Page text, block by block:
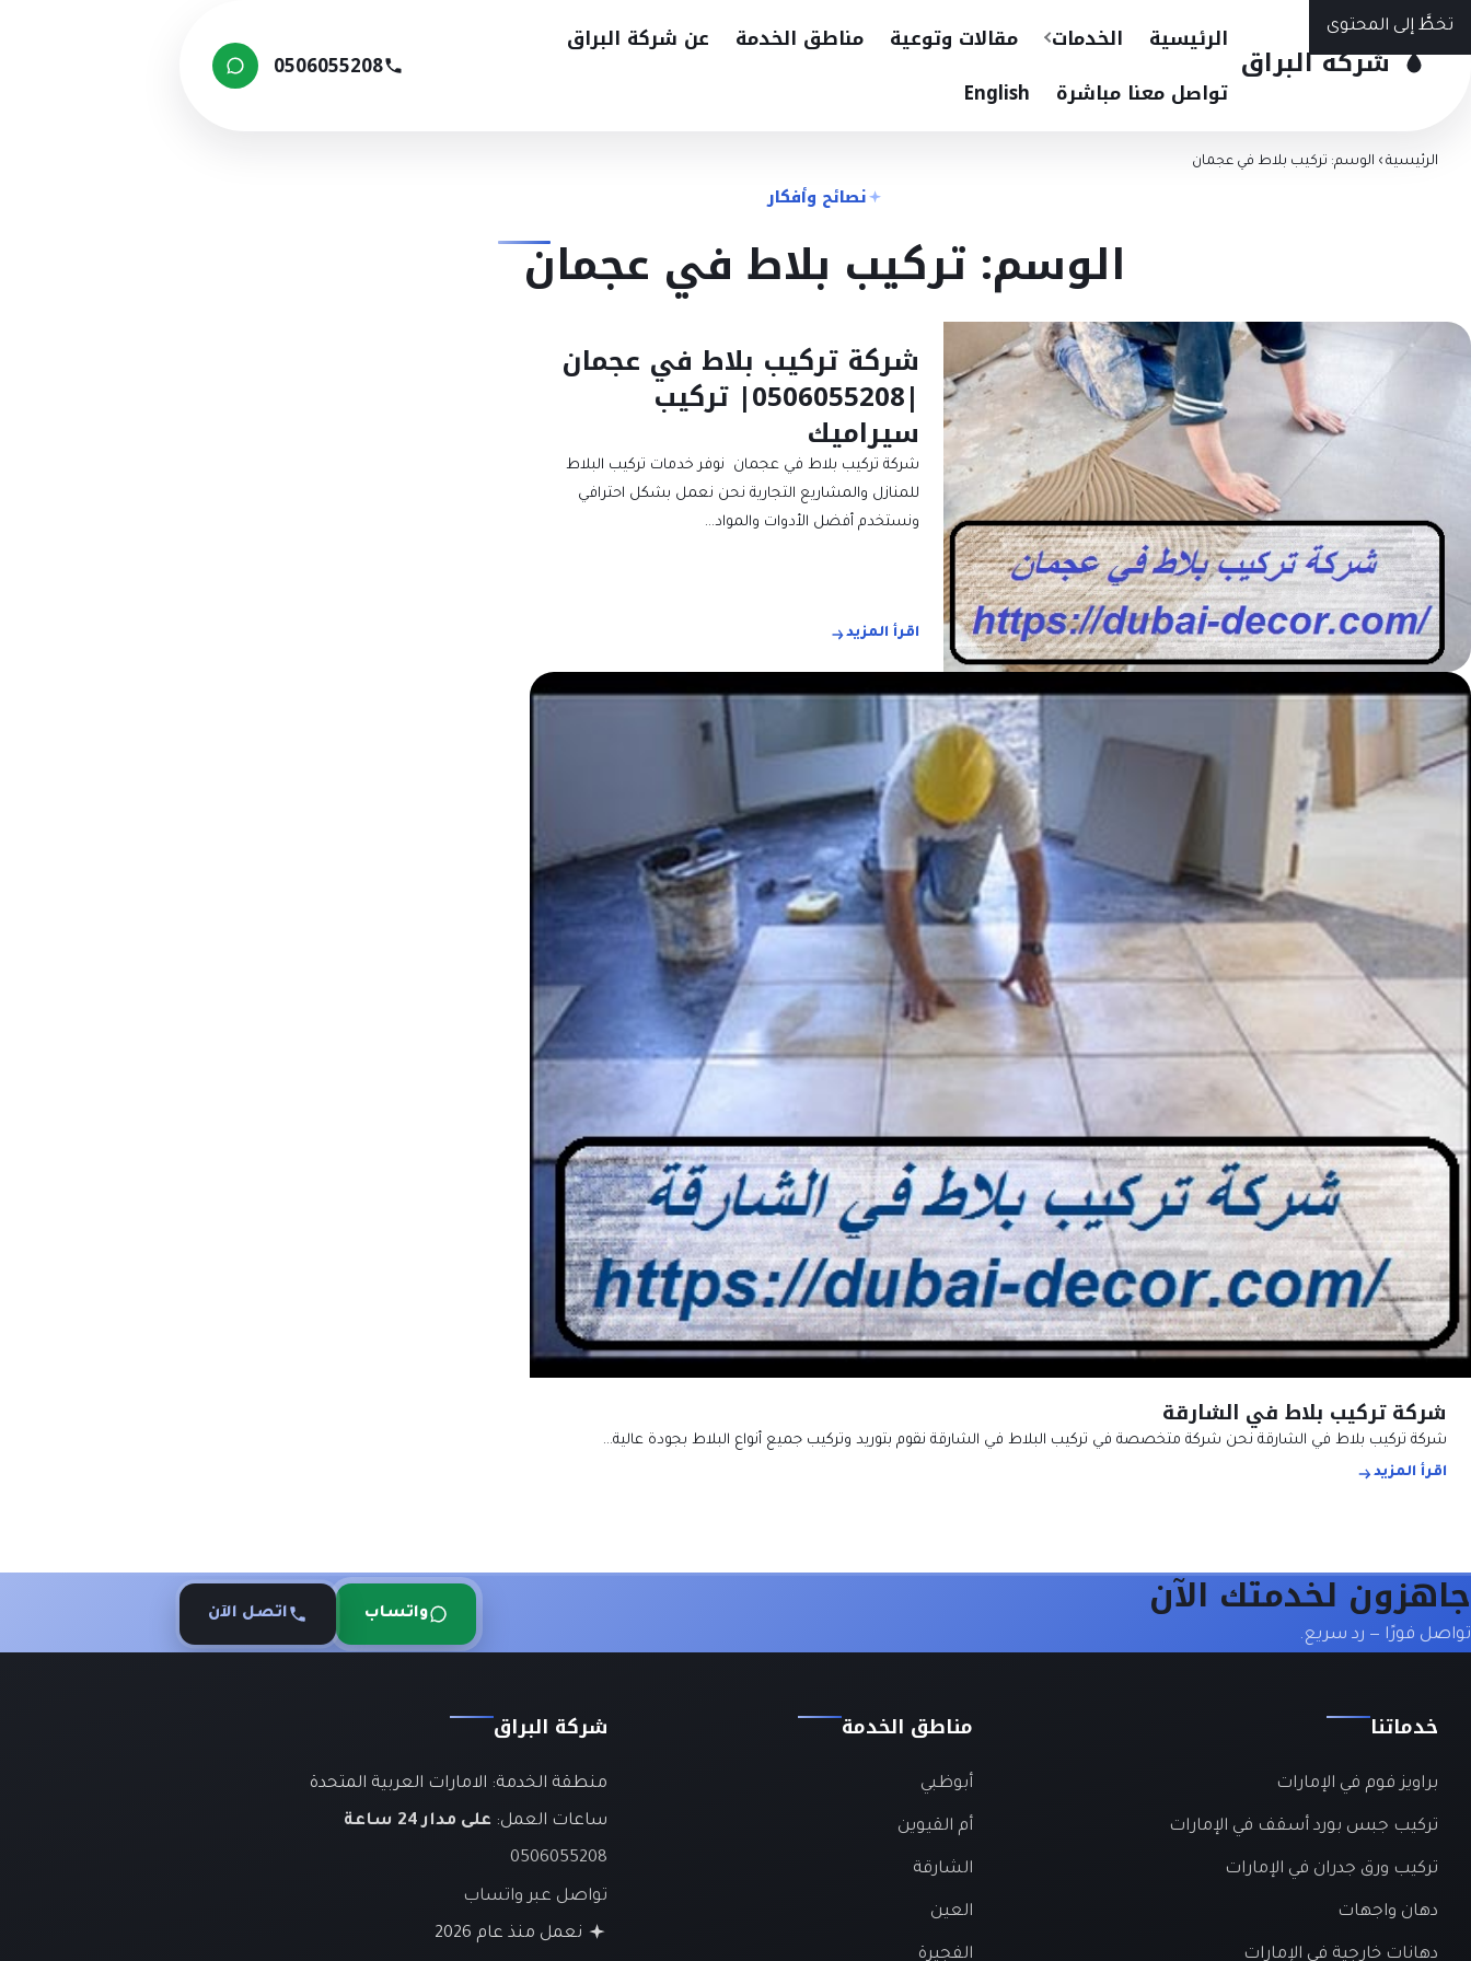
تخطَّ إلى المحتوى
شركة البراق
الرئيسية الخدمات مقالات وتوعية مناطق الخدمة
عن شركة البراق
تواصل معنا مباشرة
English
0506055208
الرئيسية › الوسم: تركيب بلاط في عجمان
نصائح وأفكار
الوسم: تركيب بلاط في عجمان
شركة تركيب بلاط في عجمان
|0506055208| تركيب
سيراميك
شركة تركيب بلاط في عجمان نوفر خدمات تركيب البلاط
للمنازل والمشاريع التجارية نحن نعمل بشكل احترافي
ونستخدم أفضل الأدوات والمواد…
اقرأ المزيد
شركة تركيب بلاط في الشارقة
شركة تركيب بلاط في الشارقة نحن شركة متخصصة في تركيب البلاط في الشارقة نقوم بتوريد وتركيب جميع أنواع البلاط بجودة عالية…
اقرأ المزيد
جاهزون لخدمتك الآن
تواصل فورًا — رد سريع.
واتساب اتصل الآن
خدماتنا
براويز فوم في الإمارات
تركيب جبس بورد أسقف في الإمارات
تركيب ورق جدران في الإمارات
دهان واجهات
دهانات خارجية في الإمارات
مناطق الخدمة
أبوظبي
أم القيوين
الشارقة
العين
الفجيرة
شركة البراق
منطقة الخدمة: الامارات العربية المتحدة
ساعات العمل: على مدار 24 ساعة
0506055208
تواصل عبر واتساب
نعمل منذ عام 2026